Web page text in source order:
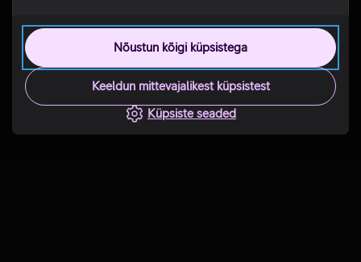
Nõustun kõigi küpsistega
Keeldun mittevajalikest küpsistest
Küpsiste seaded